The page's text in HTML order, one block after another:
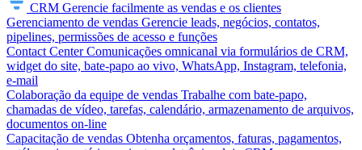
CRM Gerencie facilmente as vendas e os clientes
Gerenciamento de vendas Gerencie leads, negócios, contatos,
pipelines, permissões de acesso e funções
Contact Center Comunicações omnicanal via formulários de CRM,
widget do site, bate-papo ao vivo, WhatsApp, Instagram, telefonia,
e-mail
Colaboração da equipe de vendas Trabalhe com bate-papo,
chamadas de vídeo, tarefas, calendário, armazenamento de arquivos,
documentos on-line
Capacitação de vendas Obtenha orçamentos, faturas, pagamentos,